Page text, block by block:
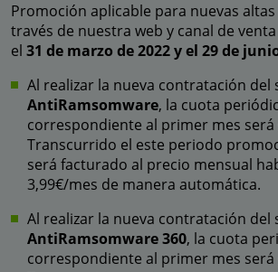
Promoción aplicable para nuevas altas
través de nuestra web y canal de
el 31 de marzo de 2022 y el 29 de
Al realizar la nueva contratación del
AntiRamsomware, la cuota
correspondiente al primer mes
Transcurrido el este periodo
será facturado al precio mensual
3,99€/mes de manera automática.
Al realizar la nueva contratación del
AntiRamsomware 360, la cuota
correspondiente al primer mes